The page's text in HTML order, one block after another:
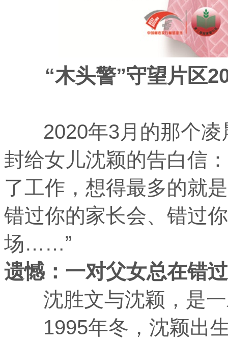
“木头警”守望片区
2020年3月的那个凌
封给女儿沈颖的告白信
了工作，想得最多的就
错过你的家长会、错过
场……”
遗憾：一对父女总在错过
沈胜文与沈颖，是一
1995年冬，沈颖出生